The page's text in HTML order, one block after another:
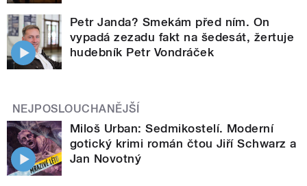
Petr Janda? Smekám před ním. On
vypadá zezadu fakt na šedesát, žertuje
hudebník Petr Vondráček
NEJPOSLOUCHANĚJŠÍ
Miloš Urban: Sedmikostelí. Moderní
gotický krimi román čtou Jiří Schwarz a
Jan Novotný